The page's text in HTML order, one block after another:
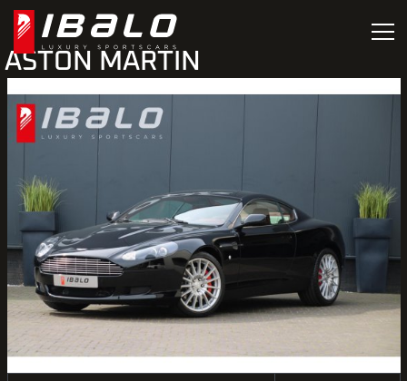
ASTON MARTIN